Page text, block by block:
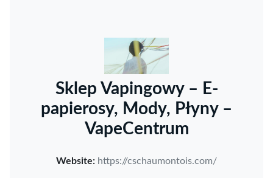
Sklep Vapingowy – E-
papierosy, Mody, Płyny –
VapeCentrum
Website: https://cschaumontois.com/